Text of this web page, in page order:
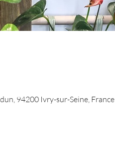
94200 Ivry-sur-Seine, France